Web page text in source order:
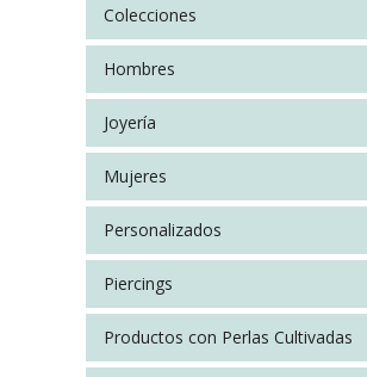
Colecciones
Hombres
Joyería
Mujeres
Personalizados
Piercings
Productos con Perlas Cultivadas